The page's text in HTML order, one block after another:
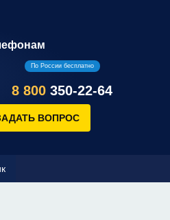
По России бесплатно
8 800 350-22-64